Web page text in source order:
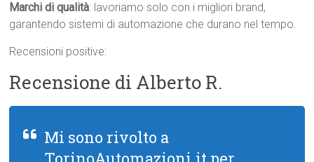
Marchi di qualità: lavoriamo solo con i migliori brand,
garantendo sistemi di automazione che durano nel tempo.
Recensioni positive:
Recensione di Alberto R.
Mi sono rivolto a